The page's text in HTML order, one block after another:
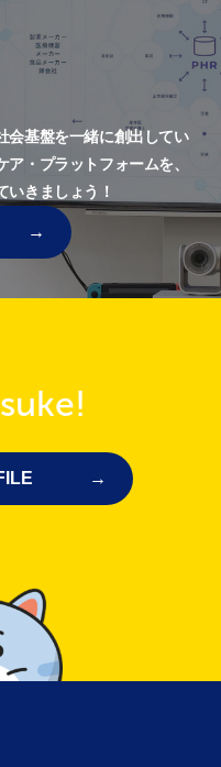
会基盤を一緒に創出してい
ア・プラットフォームを、
いきましょう！